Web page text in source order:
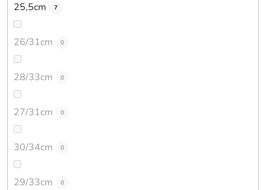
25,5cm 7
26/31cm 0
28/33cm 0
27/31cm 0
30/34cm 0
29/33cm 0